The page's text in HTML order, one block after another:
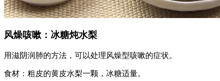
风燥咳嗽：冰糖炖水梨
用滋阴润肺的方法，可以处理风燥型咳嗽的症状。
食材：粗皮的黄皮水梨一颗，冰糖适量。